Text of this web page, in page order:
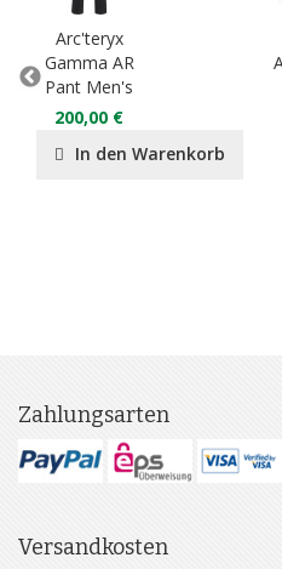
Arc'teryx
Gamma AR
Pant Men's
200,00 €
In den Warenkorb
Zahlungsarten
Versandkosten